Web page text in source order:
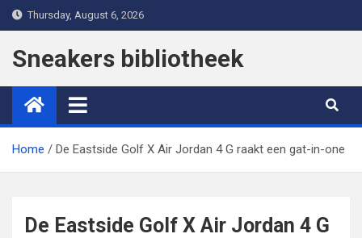
Skip
to
content
Thursday, August 6, 2026
Sneakers bibliotheek
Home De Eastside Golf X Air Jordan 4 G raakt een gat-in-one
De Eastside Golf X Air Jordan 4 G